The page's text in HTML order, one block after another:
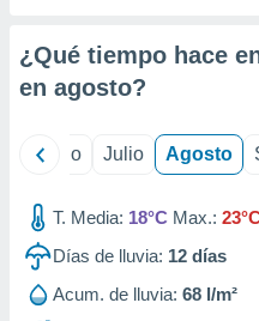
¿Qué tiempo hace
en agosto?
Junio Julio Agosto
T. Media: 18°C Max.:
Días de lluvia: 12 días
Acum. de lluvia: 68 l/m²